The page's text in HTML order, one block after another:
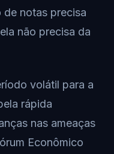
de notas precisa
não precisa da
volátil para a
rápida
nas ameaças
Econômico